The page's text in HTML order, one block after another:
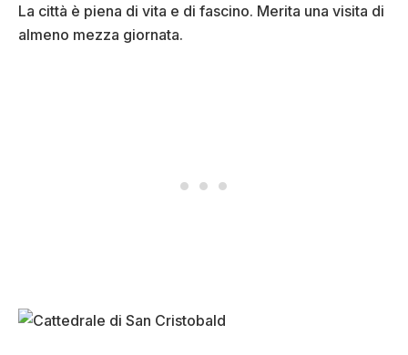
La città è piena di vita e di fascino. Merita una visita di
almeno mezza giornata.